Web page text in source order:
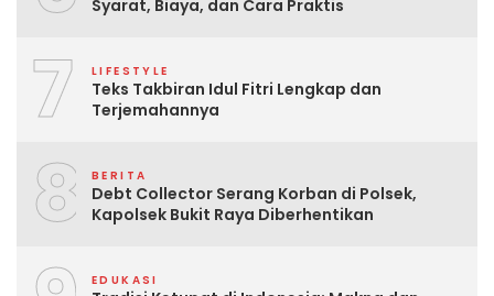
Syarat, Biaya, dan Cara Praktis
7 LIFESTYLE
Teks Takbiran Idul Fitri Lengkap dan
Terjemahannya
8 BERITA
Debt Collector Serang Korban di Polsek,
Kapolsek Bukit Raya Diberhentikan
EDUKASI